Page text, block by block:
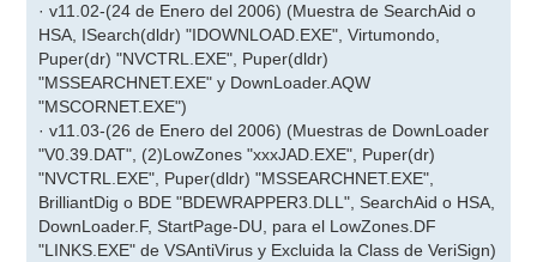
· v11.02-(24 de Enero del 2006) (Muestra de SearchAid o
HSA, ISearch(dldr) "IDOWNLOAD.EXE", Virtumondo,
Puper(dr) "NVCTRL.EXE", Puper(dldr)
"MSSEARCHNET.EXE" y DownLoader.AQW
"MSCORNET.EXE")
· v11.03-(26 de Enero del 2006) (Muestras de DownLoader
"V0.39.DAT", (2)LowZones "xxxJAD.EXE", Puper(dr)
"NVCTRL.EXE", Puper(dldr) "MSSEARCHNET.EXE",
BrilliantDig o BDE "BDEWRAPPER3.DLL", SearchAid o HSA,
DownLoader.F, StartPage-DU, para el LowZones.DF
"LINKS.EXE" de VSAntiVirus y Excluida la Class de VeriSign)